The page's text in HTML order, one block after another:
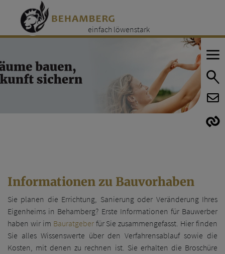
einfach löwenstark
Informationen zu Bauvorhaben
Sie planen die Errichtung, Sanierung oder Veränderung Ihres
Eigenheims in Behamberg? Erste Informationen für Bauwerber
haben wir im Bauratgeber für Sie zusammengefasst. Hier finden
Sie alles Wissenswerte über den Verfahrensablauf sowie die
Kosten, mit denen zu rechnen ist. Sie erhalten die Broschüre